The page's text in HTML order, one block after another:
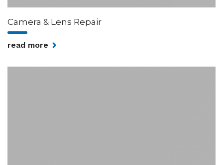
Camera & Lens Repair
read more